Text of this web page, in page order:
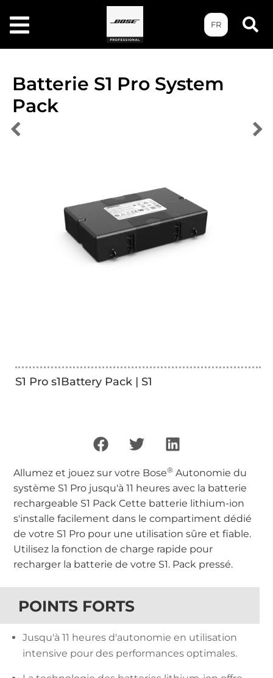
FR
Batterie S1 Pro System
Pack
S1 Pro s1Battery Pack | S1
Allumez et jouez sur votre Bose® Autonomie du
système S1 Pro jusqu'à 11 heures avec la batterie
rechargeable S1 Pack Cette batterie lithium-ion
s'installe facilement dans le compartiment dédié
de votre S1 Pro pour une utilisation sûre et fiable.
Utilisez la fonction de charge rapide pour
recharger la batterie de votre S1. Pack pressé.
POINTS FORTS
Jusqu'à 11 heures d'autonomie en utilisation
intensive pour des performances optimales.